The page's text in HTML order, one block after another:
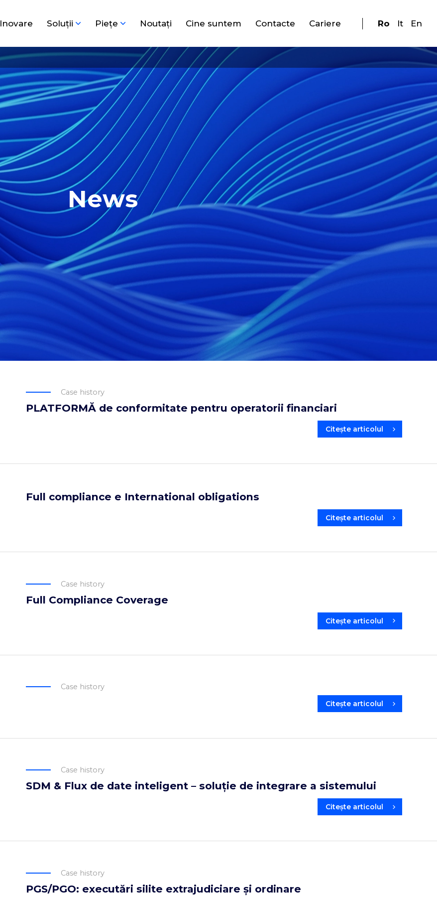
Inovare Soluţii Pieţe Noutați Cine suntem Contacte Cariere Ro It En
News
Case history
PLATFORMĂ de conformitate pentru operatorii financiari
Citește articolul
Full compliance e International obligations
Citește articolul
Case history
Full Compliance Coverage
Citește articolul
Case history
Citește articolul
Case history
SDM & Flux de date inteligent – soluție de integrare a sistemului
Citește articolul
Case history
PGS/PGO: executări silite extrajudiciare și ordinare